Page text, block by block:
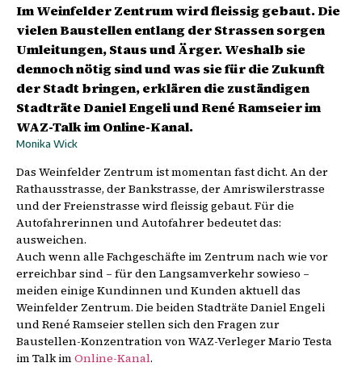
Im Weinfelder Zentrum wird fleissig gebaut. Die
vielen Baustellen entlang der Strassen sorgen
Umleitungen, Staus und Ärger. Weshalb sie
dennoch nötig sind und was sie für die Zukunft
der Stadt bringen, erklären die zuständigen
Stadträte Daniel Engeli und René Ramseier im
WAZ-Talk im Online-Kanal.
Monika Wick
Das Weinfelder Zentrum ist momentan fast dicht. An der
Rathausstrasse, der Bankstrasse, der Amriswilerstrasse
und der Freienstrasse wird fleissig gebaut. Für die
Autofahrerinnen und Autofahrer bedeutet das:
ausweichen.
Auch wenn alle Fachgeschäfte im Zentrum nach wie vor
erreichbar sind – für den Langsamverkehr sowieso –
meiden einige Kundinnen und Kunden aktuell das
Weinfelder Zentrum. Die beiden Stadträte Daniel Engeli
und René Ramseier stellen sich den Fragen zur
Baustellen-Konzentration von WAZ-Verleger Mario Testa
im Talk imOnline-Kanal.